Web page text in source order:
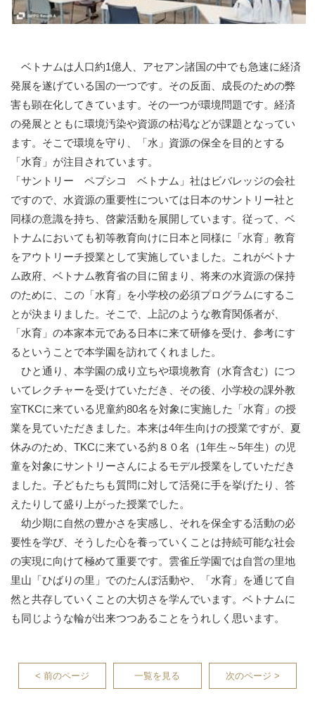
ベトナムは人口約1億人、アセアン諸国の中でも急速に経済
発展を遂げている国の一つです。その反面、成長のための弊
害も顕在化してきています。その一つが環境問題です。経済
の発展とともに環境汚染や資源の枯渇などが課題となってい
ます。そこで環境を守り、「水」資源の保全を目的とする
「水育」が注目されています。
「サントリー ペプシコ ベトナム」社はビバレッジの会社
ですので、水資源の重要性については日本のサントリー社と
同様の意識を持ち、啓蒙活動を展開しています。従って、ベ
トナムにおいても初等教育向けに日本と同様に「水育」教育
をアウトリーチ授業として実施していました。これがベトナ
ム政府、ベトナム教育省の目に留まり、将来の水資源の保持
のために、この「水育」を小学校の必須プログラムにするこ
とが決まりました。そこで、上記のような教育関係者が、
「水育」の本家本元である日本に来て研修を受け、参考にす
るということで本学園を訪れてくれました。
ひと通り、本学園の成り立ちや環境教育（水育含む）につ
いてレクチャーを受けていただき、その後、小学校の課外教
室TKCに来ている児童約80名を対象に実施した「水育」の授
業を見ていただきました。本来は4年生向けの授業ですが、夏
休みのため、TKCに来ている約８０名（1年生～5年生）の児
童を対象にサントリーさんによるモデル授業をしていただき
ました。子どもたちも質問に対して活発に手を挙げたり、答
えたりして盛り上がった授業でした。
幼少期に自然の豊かさを実感し、それを保全する活動の必
要性を学び、そうした心を養っていくことは持続可能な社会
の実現に向けて極めて重要です。雲雀丘学園では自営の里地
里山「ひばりの里」でのたんぼ活動や、「水育」を通じて自
然と共存していくことの大切さを学んでいます。ベトナムに
も同じような輪が出来つつあることをうれしく思います。
< 前のページ 一覧を見る 次のページ >